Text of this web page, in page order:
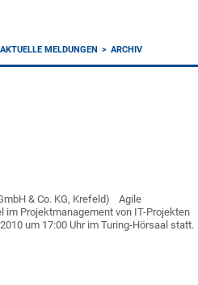
AKTUELLE MELDUNGEN ARCHIV
& Co. KG, Krefeld)
Agile
im Projektmanagement von IT-Projekten
um 17:00 Uhr im Turing-Hörsaal statt.